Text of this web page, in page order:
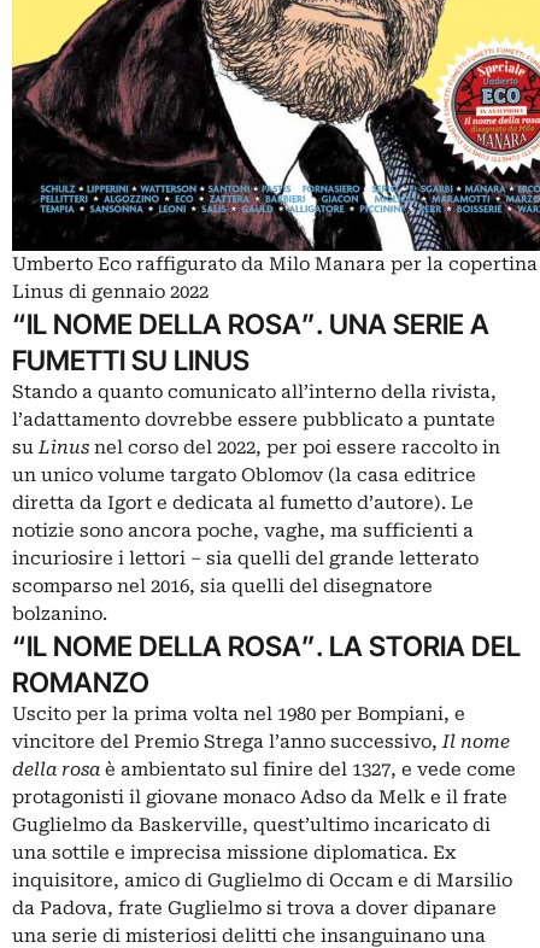
Umberto Eco raffigurato da Milo Manara per la
Linus di gennaio 2022
“IL NOME DELLA ROSA”. UNA SERIE A
FUMETTI SU LINUS
Stando a quanto comunicato all’interno della rivista,
l’adattamento dovrebbe essere pubblicato a puntate
suLinus nel corso del 2022, per poi essere raccolto in
un unico volume targato Oblomov (la casa editrice
diretta da Igort e dedicata al fumetto d’autore). Le
notizie sono ancora poche, vaghe, ma sufficienti a
incuriosire i lettori – sia quelli del grande letterato
scomparso nel 2016, sia quelli del disegnatore
bolzanino.
“IL NOME DELLA ROSA”. LA STORIA DEL
ROMANZO
Uscito per la prima volta nel 1980 per Bompiani, e
vincitore del Premio Strega l’anno successivo,Il nome
della rosa è ambientato sul finire del 1327, e vede come
protagonisti il giovane monaco Adso da Melk e il frate
Guglielmo da Baskerville, quest’ultimo incaricato di
una sottile e imprecisa missione diplomatica. Ex
inquisitore, amico di Guglielmo di Occam e di Marsilio
da Padova, frate Guglielmo si trova a dover dipanare
una serie di misteriosi delitti che insanguinano una